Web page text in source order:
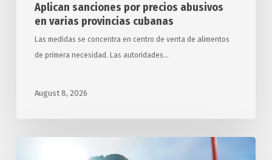
Aplican sanciones por precios abusivos
en varias provincias cubanas
Las medidas se concentra en centro de venta de alimentos
de primera necesidad. Las autoridades…
August 8, 2026